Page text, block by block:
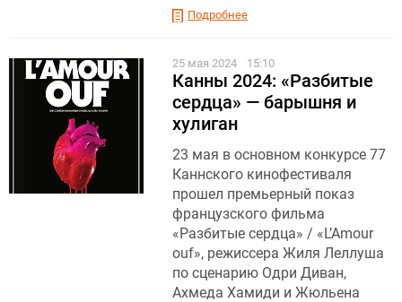
Подробнее
25 мая 2024 15:10
Канны 2024: «Разбитые
сердца» — барышня и
хулиган
23 мая в основном конкурсе 77
Каннского кинофестиваля
прошел премьерный показ
французского фильма
«Разбитые сердца» / «L’Amour
ouf», режиссера Жиля Леллуша
по сценарию Одри Диван,
Ахмеда Хамиди и Жюльена